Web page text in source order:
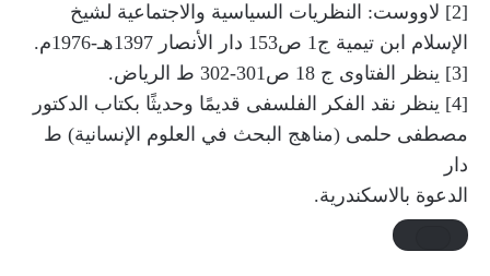
[2] لاووست: النظريات السياسية والاجتماعية لشيخ
الإسلام ابن تيمية ج1 ص153 دار الأنصار 1397هـ-1976م.
[3] ينظر الفتاوى ج 18 ص301-302 ط الرياض.
[4] ينظر نقد الفكر الفلسفى قديمًا وحديثًا بكتاب الدكتور
مصطفى حلمى (مناهج البحث في العلوم الإنسانية) ط
دار
الدعوة بالاسكندرية.